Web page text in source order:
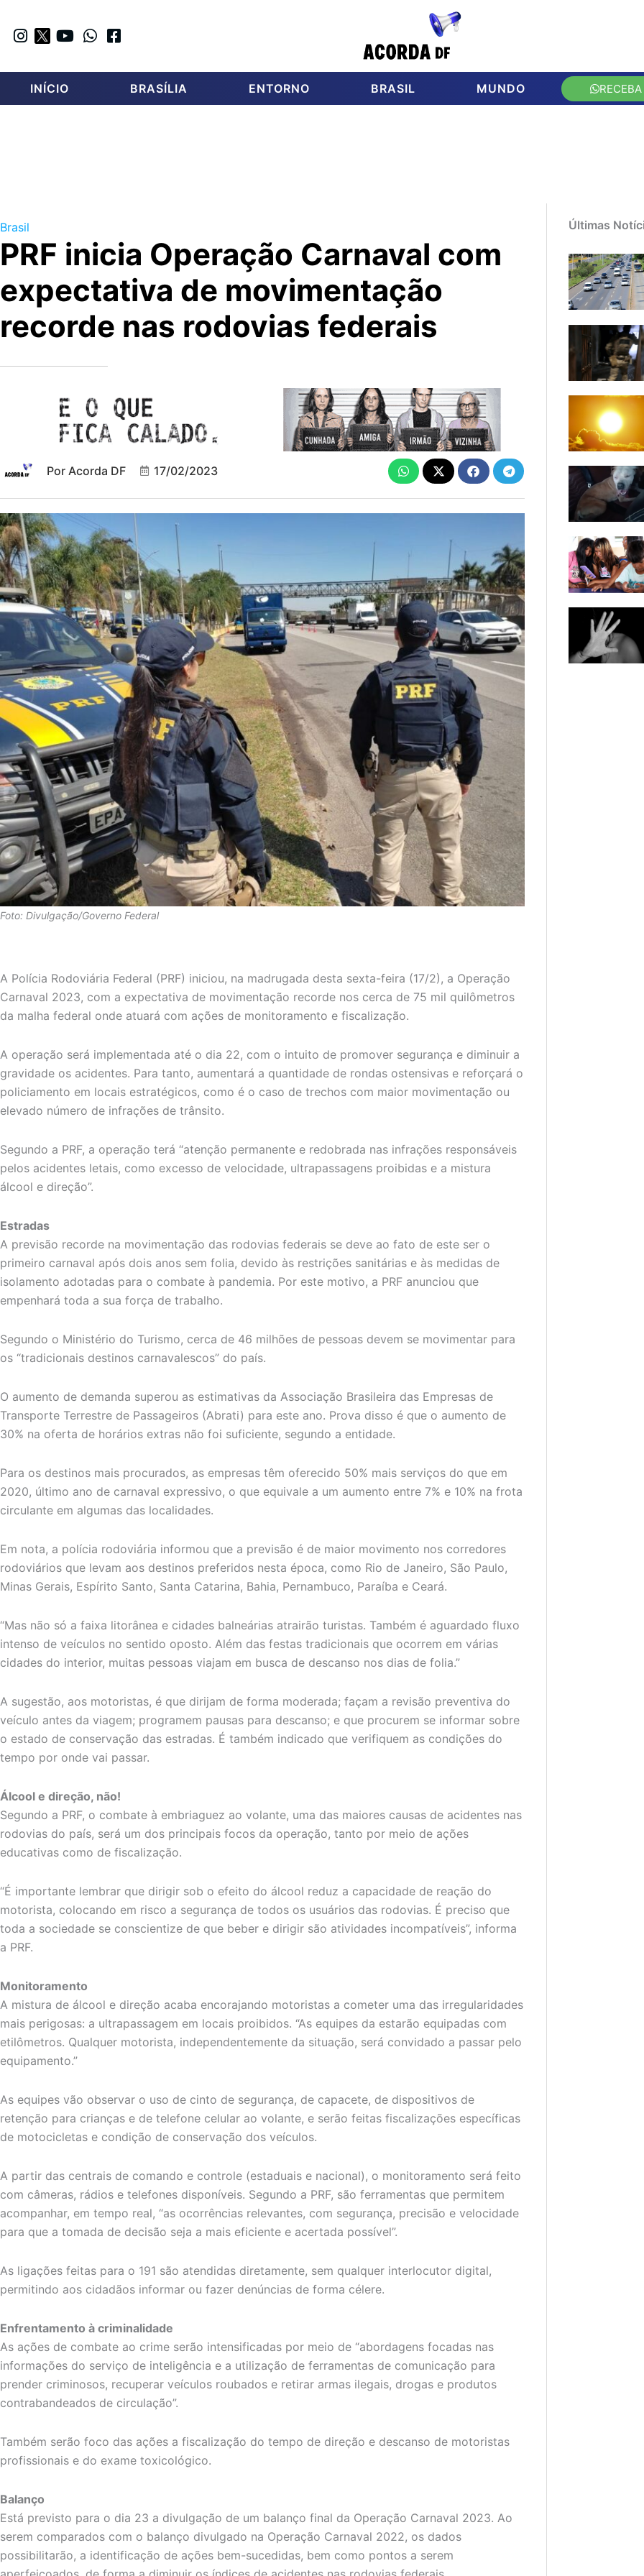
INÍCIO BRASÍLIA ENTORNO BRASIL MUNDO
Brasil
PRF inicia Operação Carnaval com
expectativa de movimentação
recorde nas rodovias federais
Por Acorda DF 17/02/2023
Foto: Divulgação/Governo Federal
A Polícia Rodoviária Federal (PRF) iniciou, na madrugada desta sexta-feira (17/2), a Operação
Carnaval 2023, com a expectativa de movimentação recorde nos cerca de 75 mil quilômetros
da malha federal onde atuará com ações de monitoramento e fiscalização.
A operação será implementada até o dia 22, com o intuito de promover segurança e diminuir a
gravidade os acidentes. Para tanto, aumentará a quantidade de rondas ostensivas e reforçará o
policiamento em locais estratégicos, como é o caso de trechos com maior movimentação ou
elevado número de infrações de trânsito.
Segundo a PRF, a operação terá “atenção permanente e redobrada nas infrações responsáveis
pelos acidentes letais, como excesso de velocidade, ultrapassagens proibidas e a mistura
álcool e direção”.
Estradas
A previsão recorde na movimentação das rodovias federais se deve ao fato de este ser o
primeiro carnaval após dois anos sem folia, devido às restrições sanitárias e às medidas de
isolamento adotadas para o combate à pandemia. Por este motivo, a PRF anunciou que
empenhará toda a sua força de trabalho.
Segundo o Ministério do Turismo, cerca de 46 milhões de pessoas devem se movimentar para
os “tradicionais destinos carnavalescos” do país.
O aumento de demanda superou as estimativas da Associação Brasileira das Empresas de
Transporte Terrestre de Passageiros (Abrati) para este ano. Prova disso é que o aumento de
30% na oferta de horários extras não foi suficiente, segundo a entidade.
Para os destinos mais procurados, as empresas têm oferecido 50% mais serviços do que em
2020, último ano de carnaval expressivo, o que equivale a um aumento entre 7% e 10% na frota
circulante em algumas das localidades.
Em nota, a polícia rodoviária informou que a previsão é de maior movimento nos corredores
rodoviários que levam aos destinos preferidos nesta época, como Rio de Janeiro, São Paulo,
Minas Gerais, Espírito Santo, Santa Catarina, Bahia, Pernambuco, Paraíba e Ceará.
“Mas não só a faixa litorânea e cidades balneárias atrairão turistas. Também é aguardado fluxo
intenso de veículos no sentido oposto. Além das festas tradicionais que ocorrem em várias
cidades do interior, muitas pessoas viajam em busca de descanso nos dias de folia.”
A sugestão, aos motoristas, é que dirijam de forma moderada; façam a revisão preventiva do
veículo antes da viagem; programem pausas para descanso; e que procurem se informar sobre
o estado de conservação das estradas. É também indicado que verifiquem as condições do
tempo por onde vai passar.
Álcool e direção, não!
Segundo a PRF, o combate à embriaguez ao volante, uma das maiores causas de acidentes nas
rodovias do país, será um dos principais focos da operação, tanto por meio de ações
educativas como de fiscalização.
“É importante lembrar que dirigir sob o efeito do álcool reduz a capacidade de reação do
motorista, colocando em risco a segurança de todos os usuários das rodovias. É preciso que
toda a sociedade se conscientize de que beber e dirigir são atividades incompatíveis”, informa
a PRF.
Monitoramento
A mistura de álcool e direção acaba encorajando motoristas a cometer uma das irregularidades
mais perigosas: a ultrapassagem em locais proibidos. “As equipes da estarão equipadas com
etilômetros. Qualquer motorista, independentemente da situação, será convidado a passar pelo
equipamento.”
As equipes vão observar o uso de cinto de segurança, de capacete, de dispositivos de
retenção para crianças e de telefone celular ao volante, e serão feitas fiscalizações específicas
de motocicletas e condição de conservação dos veículos.
A partir das centrais de comando e controle (estaduais e nacional), o monitoramento será feito
com câmeras, rádios e telefones disponíveis. Segundo a PRF, são ferramentas que permitem
acompanhar, em tempo real, “as ocorrências relevantes, com segurança, precisão e velocidade
para que a tomada de decisão seja a mais eficiente e acertada possível”.
As ligações feitas para o 191 são atendidas diretamente, sem qualquer interlocutor digital,
permitindo aos cidadãos informar ou fazer denúncias de forma célere.
Enfrentamento à criminalidade
As ações de combate ao crime serão intensificadas por meio de “abordagens focadas nas
informações do serviço de inteligência e a utilização de ferramentas de comunicação para
prender criminosos, recuperar veículos roubados e retirar armas ilegais, drogas e produtos
contrabandeados de circulação”.
Também serão foco das ações a fiscalização do tempo de direção e descanso de motoristas
profissionais e do exame toxicológico.
Balanço
Está previsto para o dia 23 a divulgação de um balanço final da Operação Carnaval 2023. Ao
serem comparados com o balanço divulgado na Operação Carnaval 2022, os dados
possibilitarão, a identificação de ações bem-sucedidas, bem como pontos a serem
Últimas